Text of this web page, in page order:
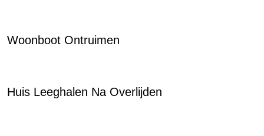
Woonboot Ontruimen
Huis Leeghalen Na Overlijden